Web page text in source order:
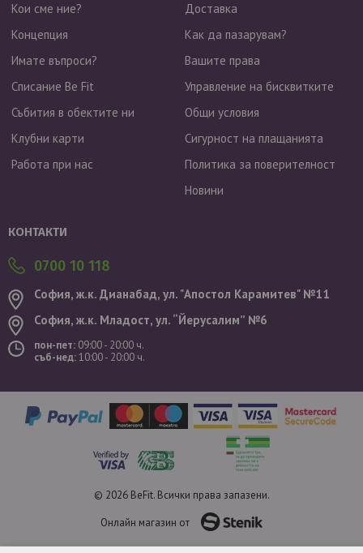
Кои сме ние?
Концепция
Имате въпроси?
Списание Be Fit
Събития в обектите ни
Клубни карти
Работа при нас
Доставка
Как да пазарувам?
Вашите права
Управление на бисквитките
Общи условия
Сигурност на плащанията
Политика за поверителност
Новини
КОНТАКТИ
0700 10 118
София, ж.к. Дианабад, ул. "Aпостол Карамитев" №11
София, ж.к. Младост, ул. “Йерусалим” №6
пон-пет: 09:00 - 20:00 ч.
съб-нед:10:00 - 20:00 ч.
© 2026 BeFit. Всички права запазени.
Онлайн магазин от